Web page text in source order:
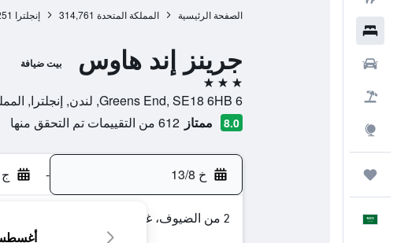
الصفحة الرئيسية المملكة المتحدة 314,761 إنجلترا
جرينز إند هاوس بيت ضيافة
3 نجوم
6 Greens End, SE18 6HB, لندن, إنجلترا, المملكة المتحدة
8.0 ممتاز 612 من التقييمات تم التحقق منها
خ 13/8 - ج 14/8
2 من الضيوف، غرفة واحدة
أغسطس